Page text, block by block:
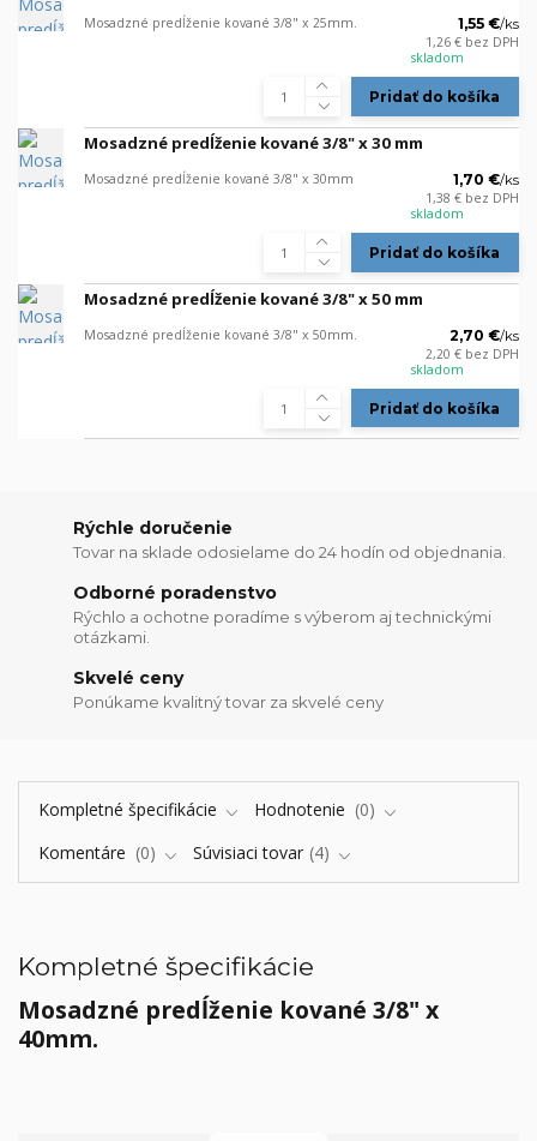
Mosadzné predĺženie kované 3/8" x 25mm. 1,55 €/ks
1,26 € bez DPH
skladom
Pridať do košíka
Mosadzné predĺženie kované 3/8" x 30 mm
Mosadzné predĺženie kované 3/8" x 30mm 1,70 €/ks
1,38 € bez DPH
skladom
Pridať do košíka
Mosadzné predĺženie kované 3/8" x 50 mm
Mosadzné predĺženie kované 3/8" x 50mm. 2,70 €/ks
2,20 € bez DPH
skladom
Pridať do košíka
Rýchle doručenie
Tovar na sklade odosielame do 24 hodín od objednania.
Odborné poradenstvo
Rýchlo a ochotne poradíme s výberom aj technickými
otázkami.
Skvelé ceny
Ponúkame kvalitný tovar za skvelé ceny
Kompletné špecifikácie Hodnotenie
0
Komentáre
0 Súvisiaci tovar 4
Kompletné špecifikácie
Mosadzné predĺženie kované 3/8" x
40mm.